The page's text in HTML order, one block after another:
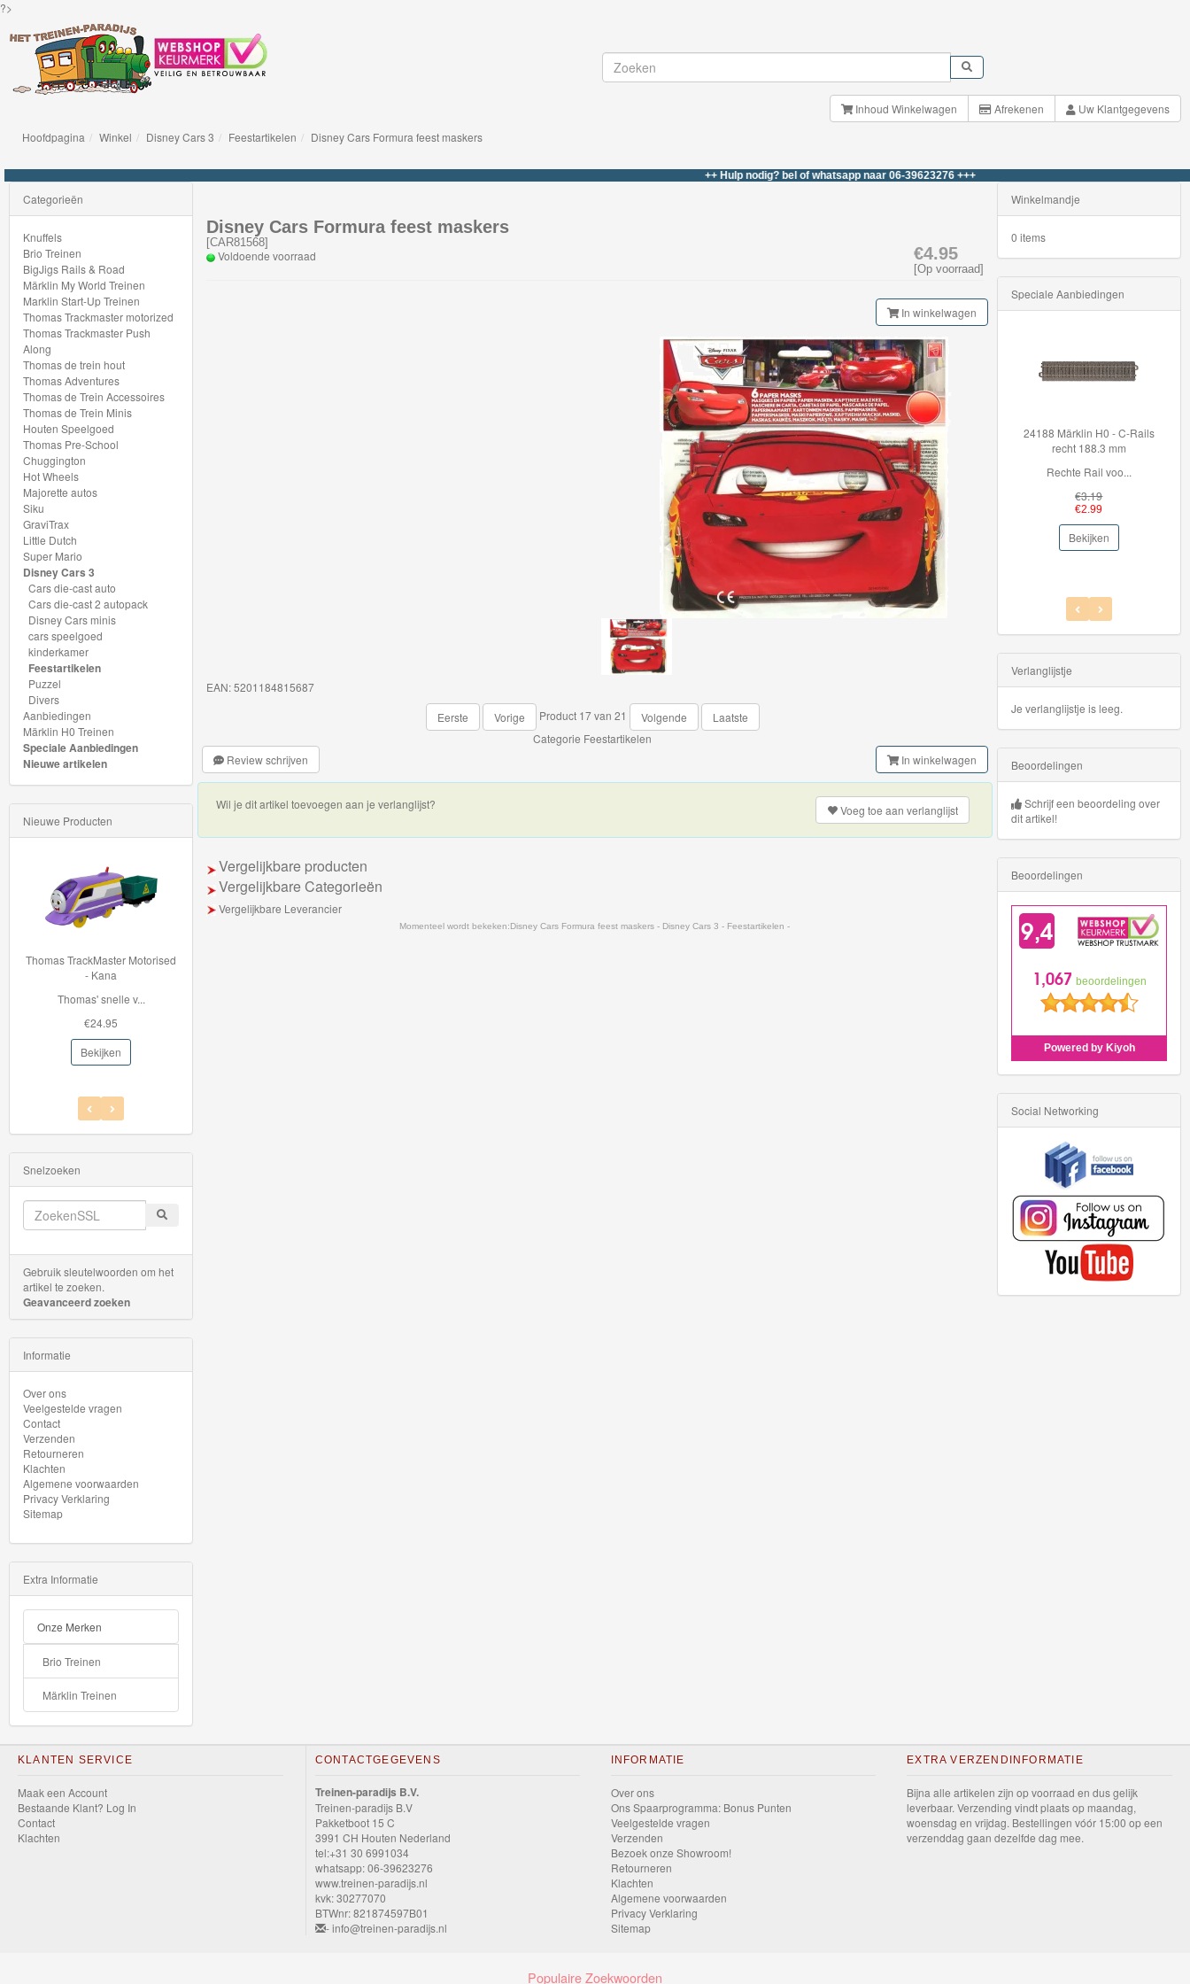
?>
Brio
Treinen
BigJigs
Rails
&
Road
Märklin
My
World
Treinen
Marklin
Start-
Up
Treinen
Thomas
Trackmaster
motorized
Thomas
Trackmaster
Push
Along
Thomas
trein
hout
Adventures
Thomas
Thomas
de
Trein
Minis
Speelgoed
Thomas
Pre-
School
Chuggington
Hot
Wheels
Majorette
Siku
GraviTrax
Little
Dutch
Super
Mario
Cars
3
Inhoud Winkelwagen Afrekenen
Uw Klantgegevens
Hoofdpagina
Winkel Disney Cars 3 Feestartikelen Disney Cars Formura feest maskers
++ Hulp nodig? bel of whatsapp naar 06-39623276 +++
€4.95
[Op voorraad]
Disney Cars Formura feest maskers
[CAR81568]
Voldoende voorraad
In winkelwagen
EAN: 5201184815687
Eerste
Vorige Product 17 van 21 Volgende
Laatste
Categorie Feestartikelen
Review schrijven
In winkelwagen
Wil je dit artikel toevoegen aan je verlanglijst? Voeg toe aan verlanglijst
Vergelijkbare producten
Vergelijkbare Categorieën
Vergelijkbare Leverancier
Momenteel wordt bekeken:Disney Cars Formura feest maskers - Disney Cars 3 - Feestartikelen -
Categorieën
Knuffels
Brio Treinen
BigJigs Rails & Road
Märklin My World Treinen
Marklin Start-Up Treinen
Thomas Trackmaster motorized
Thomas Trackmaster Push
Along
Thomas de trein hout
Thomas Adventures
Thomas de Trein Accessoires
Thomas de Trein Minis
Houten Speelgoed
Thomas Pre-School
Chuggington
Hot Wheels
Majorette autos
Siku
GraviTrax
Little Dutch
Super Mario
Disney Cars 3
Cars die-cast auto
Cars die-cast 2 autopack
Disney Cars minis
cars speelgoed
kinderkamer
Feestartikelen
Puzzel
Divers
Aanbiedingen
Märklin H0 Treinen
Speciale Aanbiedingen
Nieuwe artikelen
Nieuwe Producten
Thomas TrackMaster Motorised
- Kana
Thomas' snelle v...
€24.95
Bekijken
BJT263 Bigjigstrein tunnel -
Snelzoeken
Gebruik sleutelwoorden om het
artikel te zoeken.
Geavanceerd zoeken
Informatie
Over ons
Veelgestelde vragen
Contact
Verzenden
Retourneren
Klachten
Algemene voorwaarden
Privacy Verklaring
Sitemap
Extra Informatie
Onze Merken
Brio Treinen
Märklin Treinen
Winkelmandje
0 items
Speciale Aanbiedingen
24188 Märklin H0 - C-Rails
recht 188.3 mm
Rechte Rail voo...
€3.19
€2.99
Bekijken
Verlanglijstje
Je verlanglijstje is leeg.
Beoordelingen
Schrijf een beoordeling over
dit artikel!
Beoordelingen
Social Networking
KLANTEN SERVICE
Maak een Account
Bestaande Klant? Log In
Contact
Klachten
CONTACTGEGEVENS
Treinen-paradijs B.V.
Treinen-paradijs B.V
Pakketboot 15 C
3991 CH Houten Nederland
tel:+31 30 6991034
whatsapp: 06-39623276
www.treinen-paradijs.nl
kvk: 30277070
BTWnr: 821874597B01
- info@treinen-paradijs.nl
INFORMATIE
Over ons
Ons Spaarprogramma: Bonus Punten
Veelgestelde vragen
Verzenden
Bezoek onze Showroom!
Retourneren
Klachten
Algemene voorwaarden
Privacy Verklaring
Sitemap
EXTRA VERZENDINFORMATIE
Bijna alle artikelen zijn op voorraad en dus gelijk
leverbaar. Verzending vindt plaats op maandag,
woensdag en vrijdag. Bestellingen vóór 15:00 op een
verzenddag gaan dezelfde dag mee.
Populaire Zoekwoorden